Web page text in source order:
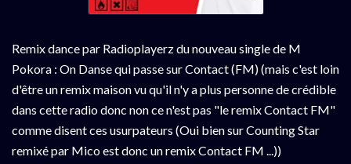
Remix dance par Radioplayerz du nouveau single de M
Pokora : On Danse qui passe sur Contact (FM) (mais c'est loin
d'être un remix maison vu qu'il n'y a plus personne de crédible
dans cette radio donc non ce n'est pas "le remix Contact FM"
comme disent ces usurpateurs (Oui bien sur Counting Star
remixé par Mico est donc un remix Contact FM ...))